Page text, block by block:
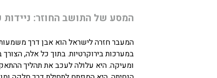
המסע של התושב החוזר:
המעבר חזרה לישראל הוא אבן דרך
במערכות בירוקרטיות. בתוך כל אלה, הצורך
ומעיקה. היא עלולה לעכב את תהליך